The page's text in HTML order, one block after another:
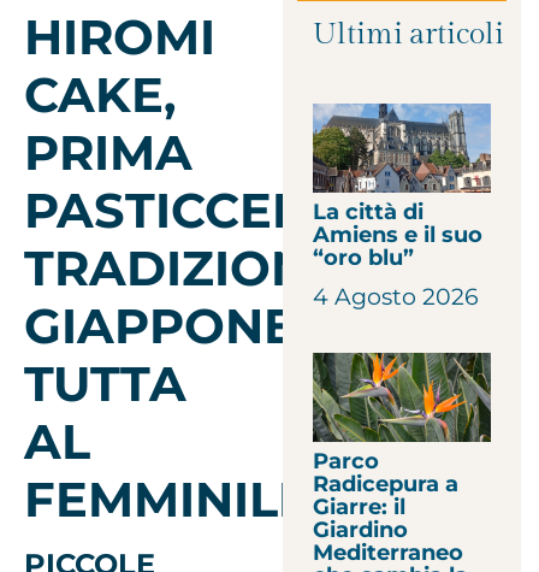
HIROMI
CAKE,
PRIMA
PASTICCERIA
TRADIZIONALE
GIAPPONESE
TUTTA
AL
FEMMINILE
PICCOLE
Ultimi articoli
La città di
Amiens e il suo
“oro blu”
4 Agosto 2026
Parco
Radicepura a
Giarre: il
Giardino
Mediterraneo